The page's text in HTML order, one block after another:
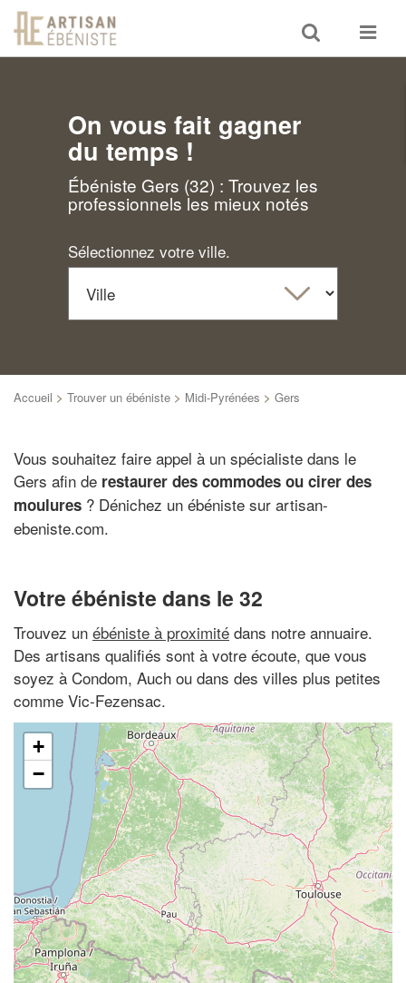
Toggle
search
Toggle
On vous fait gagner
du temps !
Ébéniste Gers (32) : Trouvez les
professionnels les mieux notés
Sélectionnez votre ville.
Accueil > Trouver un ébéniste > Midi-Pyrénées > Gers
Vous souhaitez faire appel à un spécialiste dans le
Gers afin de restaurer des commodes ou cirer des
moulures ? Dénichez un ébéniste sur artisan-
ebeniste.com.
Votre ébéniste dans le 32
Trouvez un ébéniste à proximité dans notre annuaire.
Des artisans qualifiés sont à votre écoute, que vous
soyez à Condom, Auch ou dans des villes plus petites
comme Vic-Fezensac.
+
−